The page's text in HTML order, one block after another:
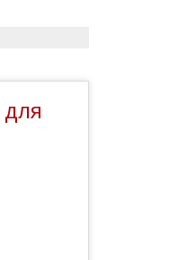
для